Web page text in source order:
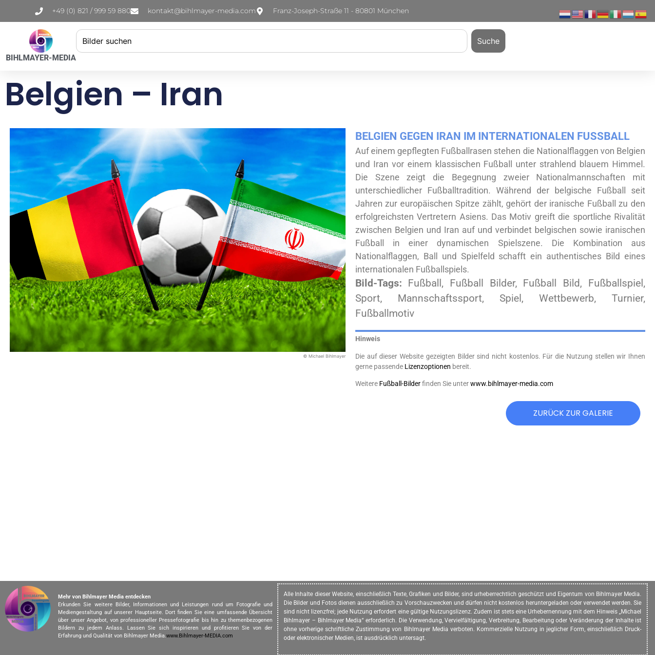
+49 (0) 821 / 999 59 880 kontakt@bihlmayer-media.com Franz-Joseph-Straße 11 - 80801 München
BIHLMAYER-MEDIA
Suche
Belgien – Iran
© Michael Bihlmayer
BELGIEN GEGEN IRAN IM INTERNATIONALEN FUSSBALL
Auf einem gepflegten Fußballrasen stehen die Nationalflaggen von Belgien
und Iran vor einem klassischen Fußball unter strahlend blauem Himmel.
Die Szene zeigt die Begegnung zweier Nationalmannschaften mit
unterschiedlicher Fußballtradition. Während der belgische Fußball seit
Jahren zur europäischen Spitze zählt, gehört der iranische Fußball zu den
erfolgreichsten Vertretern Asiens. Das Motiv greift die sportliche Rivalität
zwischen Belgien und Iran auf und verbindet belgischen sowie iranischen
Fußball in einer dynamischen Spielszene. Die Kombination aus
Nationalflaggen, Ball und Spielfeld schafft ein authentisches Bild eines
internationalen Fußballspiels.
Bild-Tags: Fußball, Fußball Bilder, Fußball Bild, Fußballspiel,
Sport, Mannschaftssport, Spiel, Wettbewerb, Turnier,
Fußballmotiv
Hinweis
Die auf dieser Website gezeigten Bilder sind nicht kostenlos. Für die Nutzung stellen wir Ihnen
gerne passende Lizenzoptionen bereit.
Weitere Fußball-Bilderfinden Sie unterwww.bihlmayer-media.com
ZURÜCK ZUR GALERIE
Mehr von Bihlmayer Media entdecken
Erkunden Sie weitere Bilder, Informationen und Leistungen rund um Fotografie und
Mediengestaltung auf unserer Hauptseite. Dort finden Sie eine umfassende Übersicht
über unser Angebot, von professioneller Pressefotografie bis hin zu themenbezogenen
Bildern zu jedem Anlass. Lassen Sie sich inspirieren und profitieren Sie von der
Erfahrung und Qualität von Bihlmayer Media.www.Bihlmayer-MEDIA.com
Alle Inhalte dieser Website, einschließlich Texte, Grafiken und Bilder, sind urheberrechtlich geschützt und Eigentum von Bihlmayer Media.
Die Bilder und Fotos dienen ausschließlich zu Vorschauzwecken und dürfen nicht kostenlos heruntergeladen oder verwendet werden. Sie
sind nicht lizenzfrei; jede Nutzung erfordert eine gültige Nutzungslizenz. Zudem ist stets eine Urhebernennung mit dem Hinweis „Michael
Bihlmayer – Bihlmayer Media“ erforderlich. Die Verwendung, Vervielfältigung, Verbreitung, Bearbeitung oder Veränderung der Inhalte ist
ohne vorherige schriftliche Zustimmung von Bihlmayer Media verboten. Kommerzielle Nutzung in jeglicher Form, einschließlich Druck-
oder elektronischer Medien, ist ausdrücklich untersagt.